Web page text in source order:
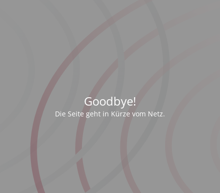
Goodbye!
Die Seite geht in Kürze vom Netz.